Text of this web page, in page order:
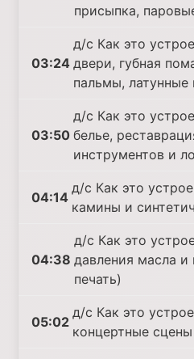
присыпка,
03:24
д/с Как это
двери, губная
пальмы, латунные
03:50
д/с Как это
белье,
инструментов и
04:14
д/с Как это
камины и
04:38
д/с Как это
давления масла и
печать)
05:02
д/с Как это
концертные